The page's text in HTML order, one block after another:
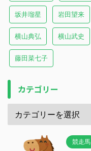
坂井瑠星 岩田望来
横山典弘 横山武史
藤田菜七子
カテゴリー
競走馬